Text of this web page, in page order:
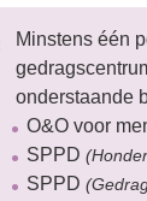
Minstens één
onderstaande
O&O voor
SPPD
SPPD